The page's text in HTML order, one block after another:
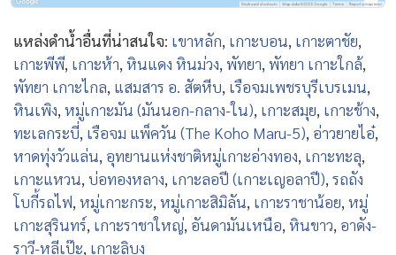
แหล่งดำน้ำอื่นที่น่าสนใจ: เขาหลัก, เกาะบอน, เกาะตาชัย,
เกาะพีพี, เกาะห้า, หินแดง หินม่วง, พัทยา, พัทยา เกาะใกล้,
พัทยา เกาะไกล, แสมสาร อ. สัตหีบ, เรือจมเพชรบุรีเบรเมน,
หินเพิง, หมู่เกาะมัน (มันนอก-กลาง-ใน), เกาะสมุย, เกาะช้าง,
ทะเลกระบี่, เรือจม แพ็ควัน (The Koho Maru-5), อ่าวยายไอ๋,
หาดทุ่งวัวแล่น, อุทยานแห่งชาติหมู่เกาะอ่างทอง, เกาะทะลุ,
เกาะแหวน, บ่อทองหลาง, เกาะลอปี (เกาะเญอลาปี), รถถัง
โบกี้รถไฟ, หมู่เกาะกระ, หมู่เกาะสิมิลัน, เกาะราชาน้อย, หมู่
เกาะสุรินทร์, เกาะราชาใหญ่, อันดามันเหนือ, หินขาว, อาดัง-
ราวี-หลีเป๊ะ, เกาะลิบง